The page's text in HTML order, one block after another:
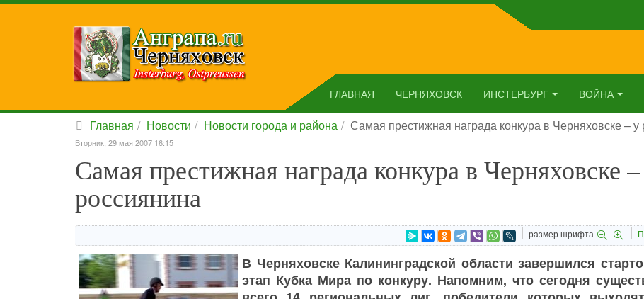
ГЛАВНАЯ ЧЕРНЯХОВСК ИНСТЕРБУРГ ВОЙНА
Главная Новости Новости города и района Самая престижная награда конкура в Черняховске – у
Вторник, 29 мая 2007 16:15
Самая престижная награда конкура в Черняховске
россиянина
размер шрифта
В Черняховске Калининградской области завершился
этап Кубка Мира по конкуру. Напомним, что сегодня